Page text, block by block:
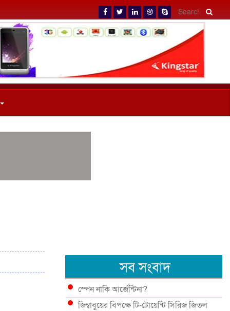
সব সংবাদ
স্পেন নাকি আর্জেন্টিনা?
জিম্বাবুয়ের বিপক্ষে টি-টোয়েন্টি সিরিজ জিতল